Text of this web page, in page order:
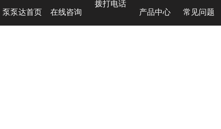
泵泵达首页 在线咨询
拨打电话
产品中心
常见问题